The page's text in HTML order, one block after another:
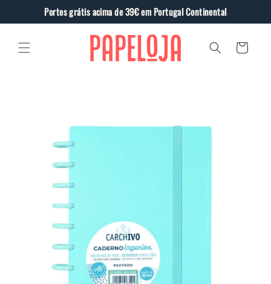
conteúdo
Portes grátis acima de 39€ em Portugal Continental
Carrinho